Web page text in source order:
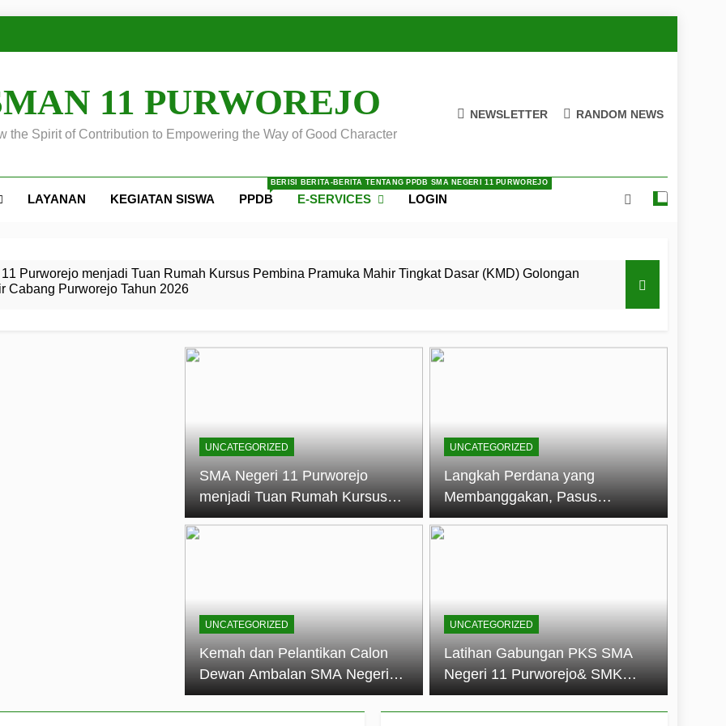
11 PURWOREJO
the Spirit of Contribution to Empowering the Way of Good Character
NEWSLETTER RANDOM NEWS
LAYANAN KEGIATAN SISWA PPDB
BERISI BERITA-BERITA TENTANG PPDB SMA NEGERI 11 PURWOREJO
E-SERVICES LOGIN
Purworejo menjadi Tuan Rumah Kursus Pembina Pramuka Mahir Tingkat Dasar (KMD) Golongan
Cabang Purworejo Tahun 2026
Calon Dewan Ambalan SMA Negeri 11 Purworejo: Membentuk Jiwa Kepemimpinan, Disiplin,
11 Purworejo Sukses Gelar LPBB Jatayudha Open 2 Tahun 2026
Tingkat
Gugus Depan
di LKBB
oleh Pasukan Khusus
11
Negeri 11 Purworejo
menjadi lokasi pelaksanaan
UNCATEGORIZED
SMA Negeri 11 Purworejo
menjadi Tuan Rumah Kursus
Pembina Pramuka Mahir
UNCATEGORIZED
Langkah Perdana yang
Membanggakan, Pasus
Jatayudha Ukir Prestasi di
UNCATEGORIZED
Kemah dan Pelantikan Calon
Dewan Ambalan SMA Negeri
11 Purworejo: Membentuk Jiwa
Kepemimpinan, Disiplin, dan
UNCATEGORIZED
Latihan Gabungan PKS SMA
Negeri 11 Purworejo& SMK
Negeri 6 Purworejo:
Membangun Disiplin,